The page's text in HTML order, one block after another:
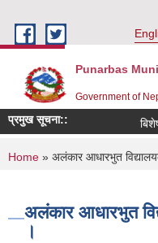
Punarbas
Government of
प्रमुख सूचना::
You are here
Home » अलंकार आधारभुत
अलंकार आधारभुत
।